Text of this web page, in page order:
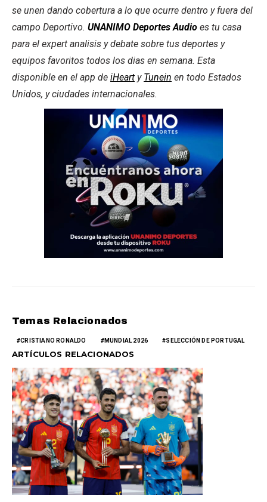
se unen dando cobertura a lo que ocurre dentro y fuera del
campo Deportivo. UNANIMO Deportes Audio es tu casa
para el expert analisis y debate sobre tus deportes y
equipos favoritos todos los dias en semana. Esta
disponible en el app de iHeart y Tunein en todo Estados
Unidos, y ciudades internacionales.
Temas Relacionados
CRISTIANO RONALDO MUNDIAL 2026 SELECCIÓN DE PORTUGAL
ARTÍCULOS RELACIONADOS